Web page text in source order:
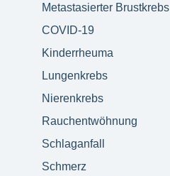
Metastasierter Brustkrebs
COVID-19
Kinderrheuma
Lungenkrebs
Nierenkrebs
Rauchentwöhnung
Schlaganfall
Schmerz